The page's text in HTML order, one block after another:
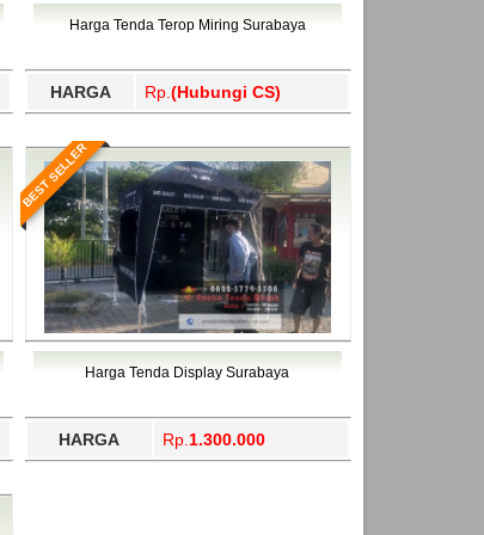
Yalimo, Yogyakarta.
Harga Tenda Terop Miring Surabaya
HARGA Rp. (Hubungi CS)
BEST SELLER
Harga Tenda Display Surabaya
HARGA Rp. 1.300.000